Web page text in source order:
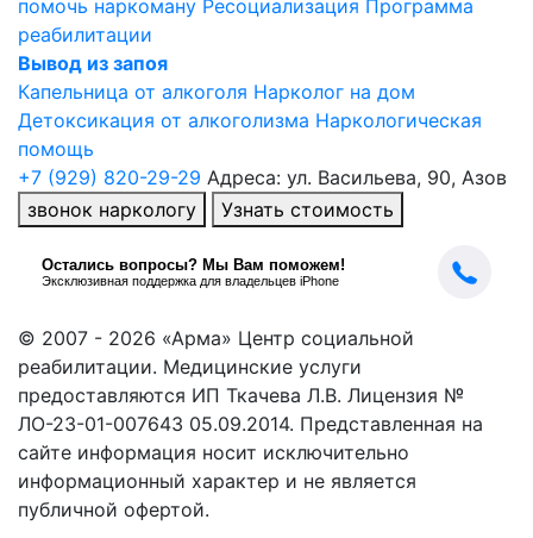
помочь наркоману Ресоциализация Программа
реабилитации
Вывод из запоя
Капельница от алкоголя Нарколог на дом
Детоксикация от алкоголизма Наркологическая
помощь
+7 (929) 820-29-29 Адреса: ул. Васильева, 90, Азов
звонок наркологу
Узнать стоимость
© 2007 - 2026 «Арма» Центр социальной
реабилитации. Медицинские услуги
предоставляются ИП Ткачева Л.В. Лицензия №
ЛО-23-01-007643 05.09.2014. Представленная на
сайте информация носит исключительно
информационный характер и не является
публичной офертой.